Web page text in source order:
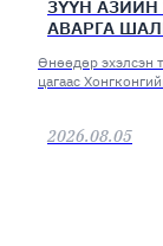
ЗҮҮН
АВАРГА
Өнөөдөр эхэлсэн
цагаас
2026.08.05